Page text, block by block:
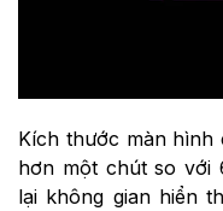
Kích thước màn hình
hơn một chút so với
lại không gian hiển